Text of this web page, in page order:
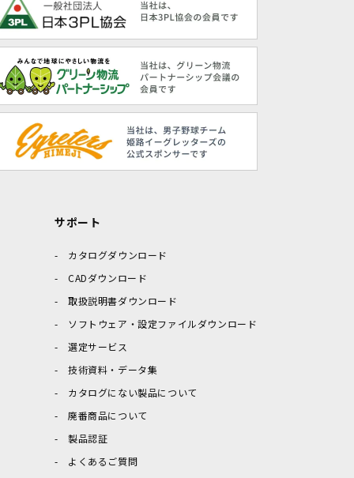
サポート
カタログダウンロード
CADダウンロード
取扱説明書ダウンロード
ソフトウェア・設定ファイルダウンロード
選定サービス
技術資料・データ集
カタログにない製品について
廃番商品について
製品認証
よくあるご質問